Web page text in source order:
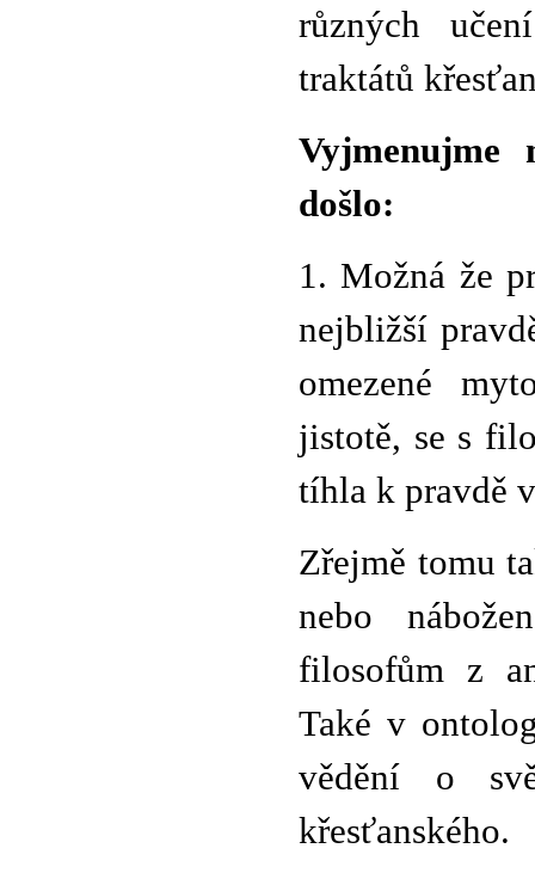
různých
traktátů
došlo:
1. Možná že
nejbližší
omezené
jistotě, se s
tíhla k pravdě
Zřejmě tomu
nebo
filosofům z
Také v
vědění o
křesťanského.